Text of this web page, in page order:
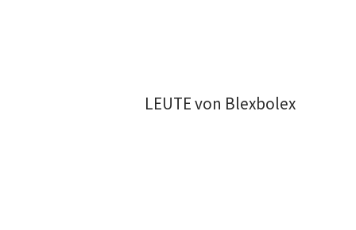
LEUTE von Blexbolex